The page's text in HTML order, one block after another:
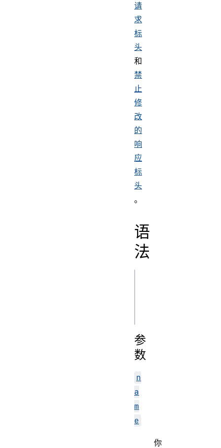
请
求
标
头
和
禁
止
修
改
的
响
应
标
头
。
语
法
参
数
n
a
m
e
你